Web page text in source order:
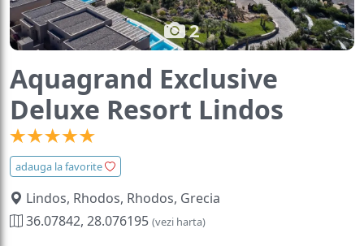
2
Aquagrand Exclusive
Deluxe Resort Lindos
adauga la favorite
Lindos, Rhodos, Rhodos, Grecia
36.07842, 28.076195 (vezi harta)